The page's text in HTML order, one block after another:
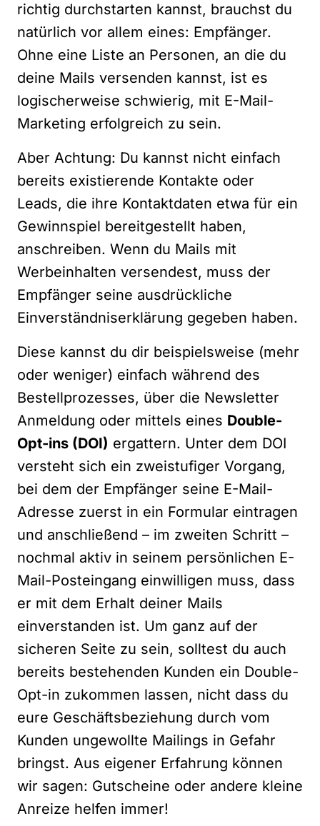
richtig durchstarten kannst, brauchst du
natürlich vor allem eines: Empfänger.
Ohne eine Liste an Personen, an die du
deine Mails versenden kannst, ist es
logischerweise schwierig, mit E-Mail-
Marketing erfolgreich zu sein.
Aber Achtung: Du kannst nicht einfach
bereits existierende Kontakte oder
Leads, die ihre Kontaktdaten etwa für ein
Gewinnspiel bereitgestellt haben,
anschreiben. Wenn du Mails mit
Werbeinhalten versendest, muss der
Empfänger seine ausdrückliche
Einverständniserklärung gegeben haben.
Diese kannst du dir beispielsweise (mehr
oder weniger) einfach während des
Bestellprozesses, über die Newsletter
Anmeldung oder mittels eines Double-
Opt-ins (DOI) ergattern. Unter dem DOI
versteht sich ein zweistufiger Vorgang,
bei dem der Empfänger seine E-Mail-
Adresse zuerst in ein Formular eintragen
und anschließend – im zweiten Schritt –
nochmal aktiv in seinem persönlichen E-
Mail-Posteingang einwilligen muss, dass
er mit dem Erhalt deiner Mails
einverstanden ist. Um ganz auf der
sicheren Seite zu sein, solltest du auch
bereits bestehenden Kunden ein Double-
Opt-in zukommen lassen, nicht dass du
eure Geschäftsbeziehung durch vom
Kunden ungewollte Mailings in Gefahr
bringst. Aus eigener Erfahrung können
wir sagen: Gutscheine oder andere kleine
Anreize helfen immer!